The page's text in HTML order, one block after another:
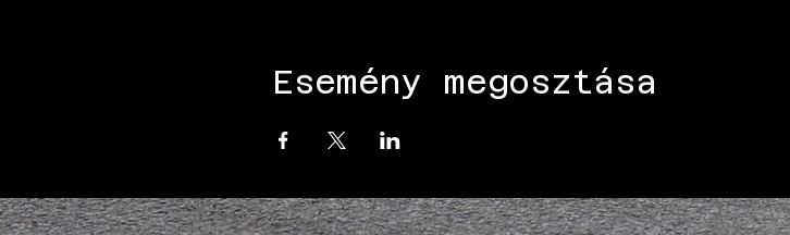
Esemény megosztása